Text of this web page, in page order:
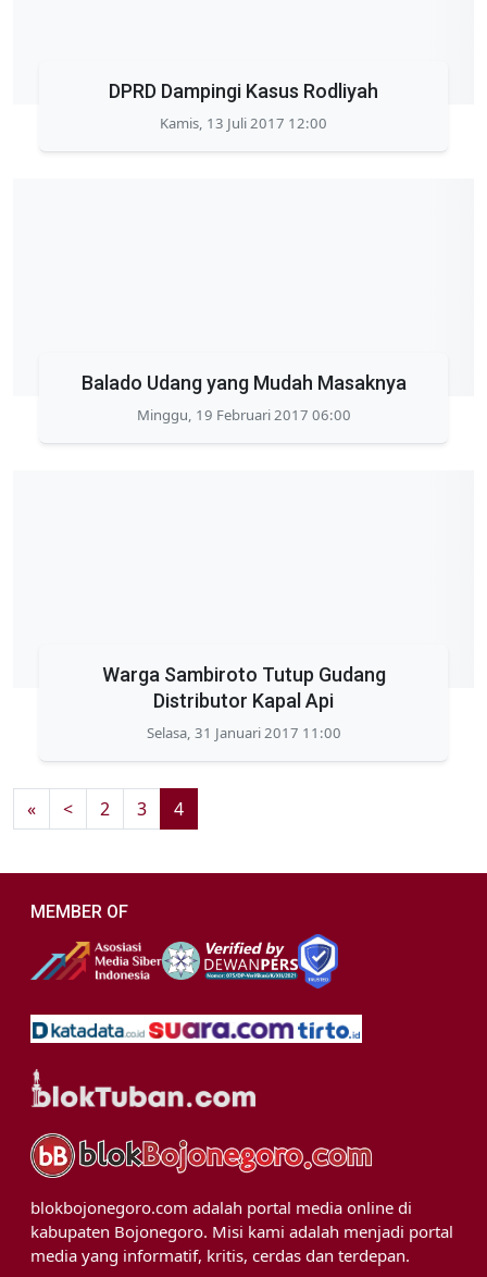
DPRD Dampingi Kasus Rodliyah
Kamis, 13 Juli 2017 12:00
Balado Udang yang Mudah Masaknya
Minggu, 19 Februari 2017 06:00
Warga Sambiroto Tutup Gudang
Distributor Kapal Api
Selasa, 31 Januari 2017 11:00
« < 2 3 4
MEMBER OF
blokbojonegoro.com adalah portal media online di
kabupaten Bojonegoro. Misi kami adalah menjadi portal
media yang informatif, kritis, cerdas dan terdepan.